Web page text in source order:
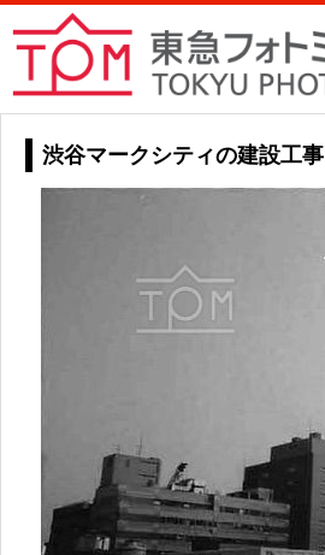
渋谷マークシティの建設工事